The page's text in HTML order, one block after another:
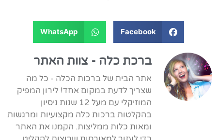
Facebook
WhatsApp
ברכת כלה - צוות האתר
אתר הבית של ברכות הכלה - כל מה
שצריך לדעת במקום אחד! לירון המפיק
המוזיקלי עם מעל 12 שנות ניסיון
בהקלטות ברכות כלה מקצועיות ומרגשות
ומאות כלות ממליצות. הקמנו את האתר